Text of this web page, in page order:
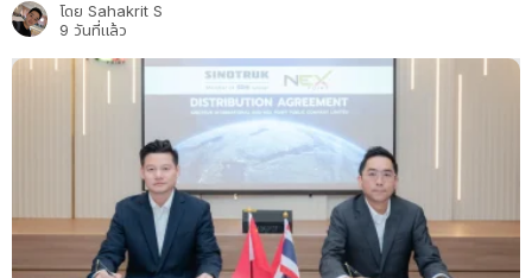
โดย Sahakrit S
9 วันที่แล้ว